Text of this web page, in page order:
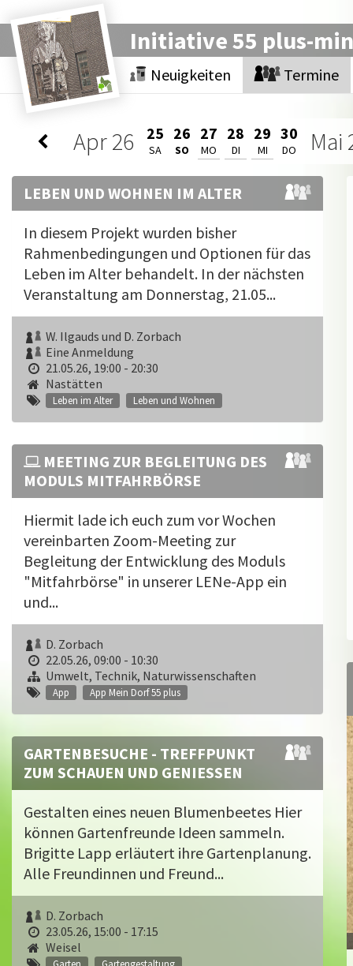
Initiative 55 plus-
Neuigkeiten Termine
Apr26 25
SA
26
SO
27
MO
28
DI
29
MI
30
DO Mai
LEBEN UND WOHNEN IM ALTER
In diesem Projekt wurden bisher
Rahmenbedingungen und Optionen für das
Leben im Alter behandelt. In der nächsten
Veranstaltung am Donnerstag, 21.05...
W. Ilgauds und D. Zorbach
Eine Anmeldung
21.05.26, 19:00 - 20:30
Nastätten
Leben im Alter Leben und Wohnen
MEETING ZUR BEGLEITUNG DES
MODULS MITFAHRBÖRSE
Hiermit lade ich euch zum vor Wochen
vereinbarten Zoom-Meeting zur
Begleitung der Entwicklung des Moduls
"Mitfahrbörse" in unserer LENe-App ein
und...
D. Zorbach
22.05.26, 09:00 - 10:30
Umwelt, Technik, Naturwissenschaften
App App Mein Dorf 55 plus
GARTENBESUCHE - TREFFPUNKT
ZUM SCHAUEN UND GENIESSEN
Gestalten eines neuen Blumenbeetes Hier
können Gartenfreunde Ideen sammeln.
Brigitte Lapp erläutert ihre Gartenplanung.
Alle Freundinnen und Freund...
D. Zorbach
23.05.26, 15:00 - 17:15
Weisel